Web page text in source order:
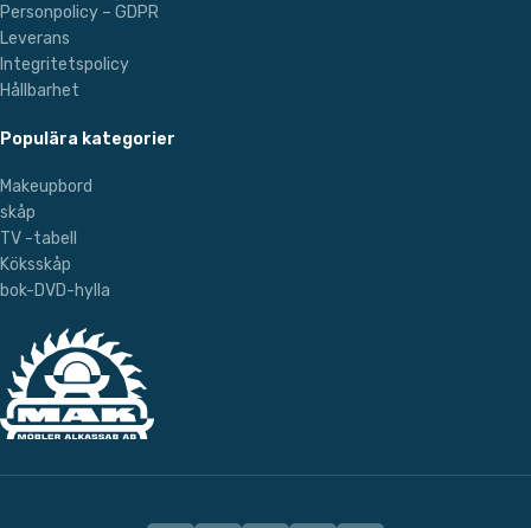
Personpolicy – GDPR
Leverans
Integritetspolicy
Hållbarhet
Populära kategorier
Makeupbord
skåp
TV -tabell
Köksskåp
bok-DVD-hylla